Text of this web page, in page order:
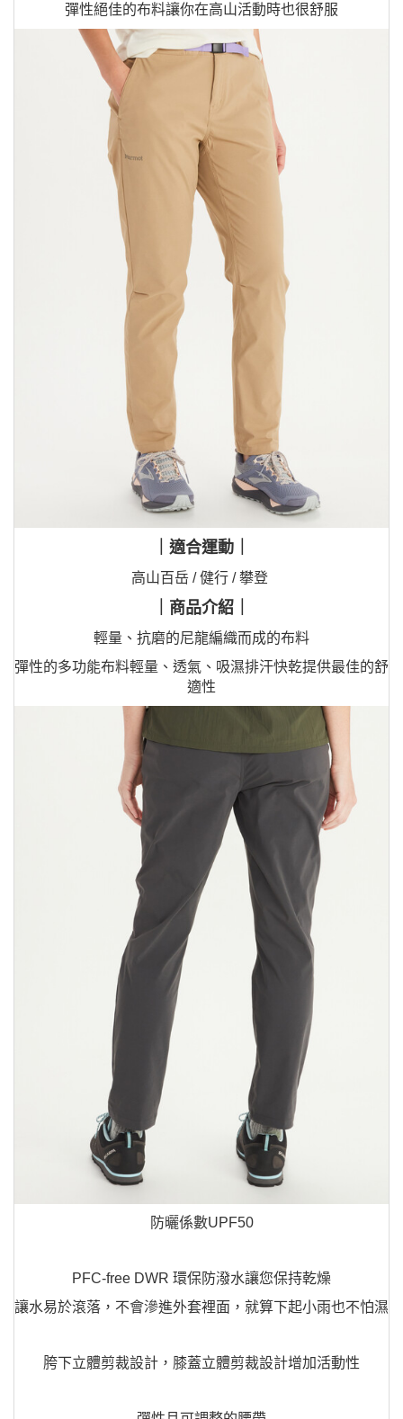
彈性絕佳的布料讓你在高山活動時也很舒服
｜適合運動｜
高山百岳 / 健行 / 攀登
｜商品介紹｜
輕量、抗磨的尼龍編織而成的布料
彈性的多功能布料輕量、透氣、吸濕排汗快乾提供最佳的舒
適性
防曬係數UPF50
PFC-free DWR 環保防潑水讓您保持乾燥
讓水易於滾落，不會滲進外套裡面，就算下起小雨也不怕濕
胯下立體剪裁設計，膝蓋立體剪裁設計增加活動性